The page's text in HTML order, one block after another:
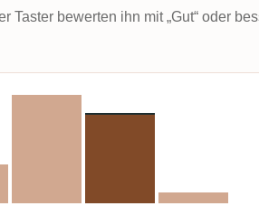
Taster bewerten ihn mit „Gut“ oder